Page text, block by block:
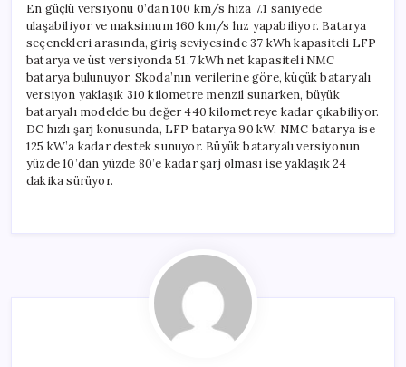
En güçlü versiyonu 0’dan 100 km/s hıza 7.1 saniyede
ulaşabiliyor ve maksimum 160 km/s hız yapabiliyor. Batarya
seçenekleri arasında, giriş seviyesinde 37 kWh kapasiteli LFP
batarya ve üst versiyonda 51.7 kWh net kapasiteli NMC
batarya bulunuyor. Skoda’nın verilerine göre, küçük bataryalı
versiyon yaklaşık 310 kilometre menzil sunarken, büyük
bataryalı modelde bu değer 440 kilometreye kadar çıkabiliyor.
DC hızlı şarj konusunda, LFP batarya 90 kW, NMC batarya ise
125 kW’a kadar destek sunuyor. Büyük bataryalı versiyonun
yüzde 10’dan yüzde 80’e kadar şarj olması ise yaklaşık 24
dakika sürüyor.